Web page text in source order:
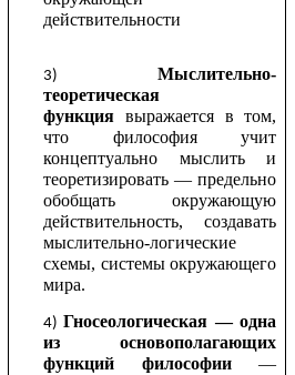
действительности
Мыслительно-
теоретическая
функциявыражается в том,
что философия учит
концептуально мыслить и
теоретизировать — предельно
обобщать окружающую
действительность, создавать
мыслительно-логические
схемы, системы окружающего
мира.
Гносеологическая — одна
из основополагающих
функций философии—